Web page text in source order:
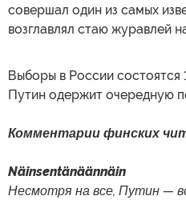
совершал один из самых
возглавлял стаю журавлей
Выборы в России состоятся
Путин одержит очередную
Комментарии финских
Näinsentänäännäin
Несмотря на все, Путин —